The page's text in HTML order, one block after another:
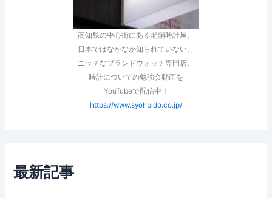
高知県の中心街にある老舗時計屋。
日本ではなかなか知られていない、
ニッチなブランドウォッチ専門店。
時計についての勉強会動画を
YouTubeで配信中！
https://www.syohbido.co.jp/
最新記事